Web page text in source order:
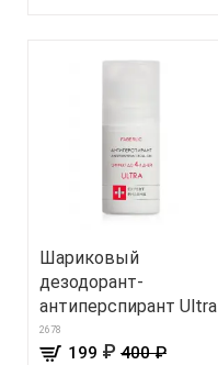
Шариковый
дезодорант-
антиперспирант Ultra
2678
199 ₽ 400 ₽